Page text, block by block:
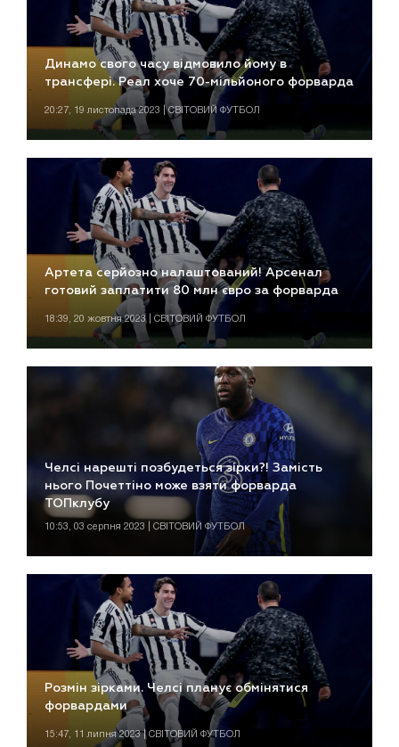
Динамо свого часу відмовило йому в
трансфері. Реал хоче 70-мільйоного форварда
20:27, 19 листопада 2023 | СВІТОВИЙ ФУТБОЛ
Артета серйозно налаштований! Арсенал
готовий заплатити 80 млн євро за форварда
18:39, 20 жовтня 2023 | СВІТОВИЙ ФУТБОЛ
Челсі нарешті позбудеться зірки?! Замість
нього Почеттіно може взяти форварда
ТОПклубу
10:53, 03 серпня 2023 | СВІТОВИЙ ФУТБОЛ
Розмін зірками. Челсі планує обмінятися
форвардами
15:47, 11 липня 2023 | СВІТОВИЙ ФУТБОЛ